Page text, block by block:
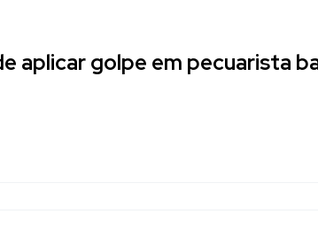
aplicar golpe em pecuarista